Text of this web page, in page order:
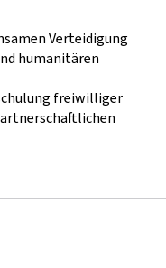
Verteidigung
humanitären
freiwilliger